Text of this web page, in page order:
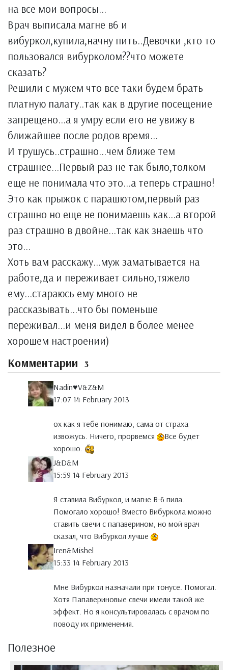
на все мои вопросы...
Врач выписала магне в6 и
вибуркол,купила,начну пить..Девочки ,кто то
пользовался вибурколом??что можете
сказать?
Решили с мужем что все таки будем брать
платную палату..так как в другие посещение
запрещено...а я умру если его не увижу в
ближайшее после родов время...
И трушусь..страшно...чем ближе тем
страшнее...Первый раз не так было,толком
еще не понимала что это...а теперь страшно!
Это как прыжок с парашютом,первый раз
страшно но еще не понимаешь как...а второй
раз страшно в двойне...так как знаешь что
это...
Хоть вам расскажу...муж заматывается на
работе,да и переживает сильно,тяжело
ему...стараюсь ему много не
рассказывать...что бы поменьше
переживал...и меня видел в более менее
хорошем настроении)
Комментарии 3
Nadin♥V&Z&M
17:07 14 February 2013
ох как я тебе понимаю, сама от страха
извожусь. Ничего, прорвемся
Все будет
хорошо.
J&D&M
15:59 14 February 2013
Я ставила Вибуркол, и магне В-6 пила.
Помогало хорошо! Вместо Вибуркола можно
ставить свечи с папаверином, но мой врач
сказал, что Вибуркол лучше
Iren&Mishel
15:33 14 February 2013
Мне Вибуркол назначали при тонусе. Помогал.
Хотя Папавериновые свечи имели такой же
эффект. Но я консультировалась с врачом по
поводу их применения.
Полезное